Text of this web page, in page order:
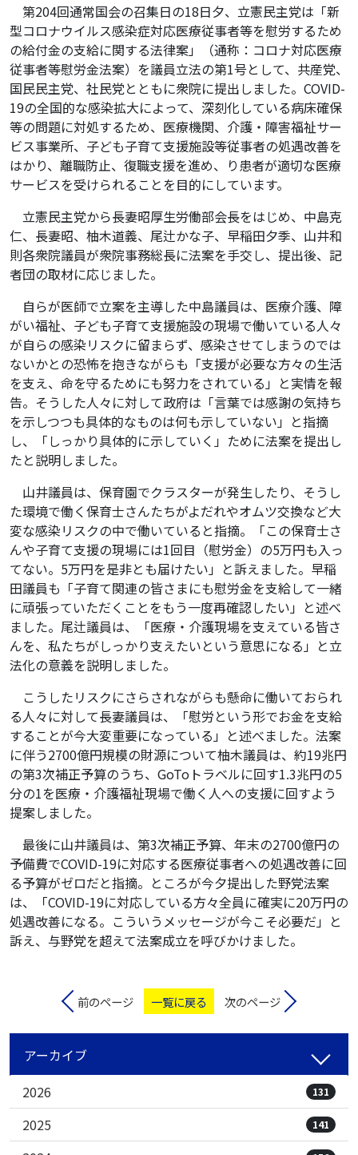
第204回通常国会の召集日の18日夕、立憲民主党は「新
型コロナウイルス感染症対応医療従事者等を慰労するため
の給付金の支給に関する法律案」（通称：コロナ対応医療
従事者等慰労金法案）を議員立法の第1号として、共産党、
国民民主党、社民党とともに衆院に提出しました。COVID-
19の全国的な感染拡大によって、深刻化している病床確保
等の問題に対処するため、医療機関、介護・障害福祉サー
ビス事業所、子ども子育て支援施設等従事者の処遇改善を
はかり、離職防止、復職支援を進め、り患者が適切な医療
サービスを受けられることを目的にしています。
立憲民主党から長妻昭厚生労働部会長をはじめ、中島克
仁、長妻昭、柚木道義、尾辻かな子、早稲田夕季、山井和
則各衆院議員が衆院事務総長に法案を手交し、提出後、記
者団の取材に応じました。
自らが医師で立案を主導した中島議員は、医療介護、障
がい福祉、子ども子育て支援施設の現場で働いている人々
が自らの感染リスクに留まらず、感染させてしまうのでは
ないかとの恐怖を抱きながらも「支援が必要な方々の生活
を支え、命を守るためにも努力をされている」と実情を報
告。そうした人々に対して政府は「言葉では感謝の気持ち
を示しつつも具体的なものは何も示していない」と指摘
し、「しっかり具体的に示していく」ために法案を提出し
たと説明しました。
山井議員は、保育園でクラスターが発生したり、そうし
た環境で働く保育士さんたちがよだれやオムツ交換など大
変な感染リスクの中で働いていると指摘。「この保育士さ
んや子育て支援の現場には1回目（慰労金）の5万円も入っ
てない。5万円を是非とも届けたい」と訴えました。早稲
田議員も「子育て関連の皆さまにも慰労金を支給して一緒
に頑張っていただくことをもう一度再確認したい」と述べ
ました。尾辻議員は、「医療・介護現場を支えている皆さ
んを、私たちがしっかり支えたいという意思になる」と立
法化の意義を説明しました。
こうしたリスクにさらされながらも懸命に働いておられ
る人々に対して長妻議員は、「慰労という形でお金を支給
することが今大変重要になっている」と述べました。法案
に伴う2700億円規模の財源について柚木議員は、約19兆円
の第3次補正予算のうち、GoToトラベルに回す1.3兆円の5
分の1を医療・介護福祉現場で働く人への支援に回すよう
提案しました。
最後に山井議員は、第3次補正予算、年末の2700億円の
予備費でCOVID-19に対応する医療従事者への処遇改善に回
る予算がゼロだと指摘。ところが今夕提出した野党法案
は、「COVID-19に対応している方々全員に確実に20万円の
処遇改善になる。こういうメッセージが今こそ必要だ」と
訴え、与野党を超えて法案成立を呼びかけました。
前のページ 一覧に戻る 次のページ
アーカイブ
2026
131
2025 141